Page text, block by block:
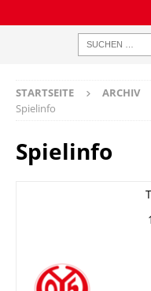
STARTSEITE ARCHIV
Spielinfo
Spielinfo